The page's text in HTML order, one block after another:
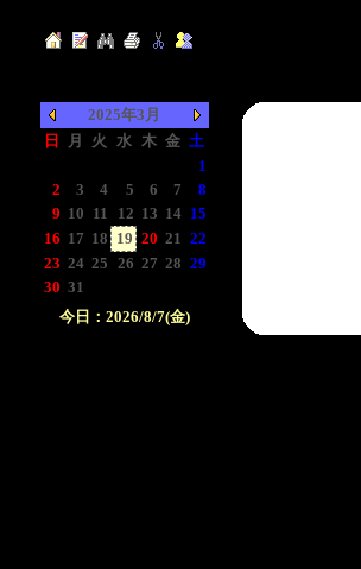
2025年3月
日
月 火 水 木 金 土
1
2
3 4 5 6 7
8
9 10 11 12 13 14 15
16 17 18 19 20 21 22
23 24 25 26 27 28 29
30 31
今日：2026/8/7(金)